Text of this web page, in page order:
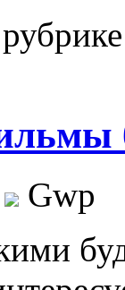
Gwp